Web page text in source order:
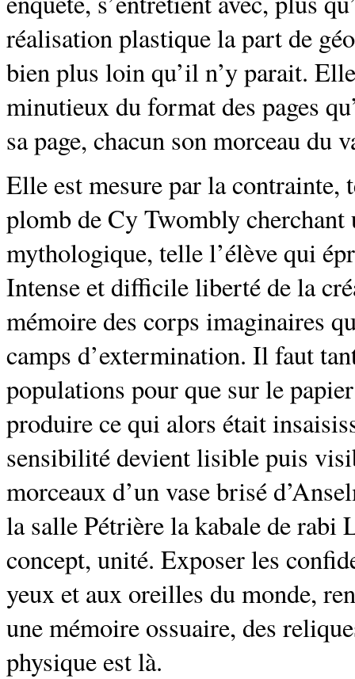
réalisation plastique la part de
bien plus loin qu’il n’y parait.
minutieux du format des pages
sa page, chacun son morceau du
Elle est mesure par la contrainte,
plomb de Cy Twombly cherchant
mythologique, telle l’élève qui
Intense et difficile liberté de la
mémoire des corps imaginaires
camps d’extermination. Il faut
populations pour que sur le
produire ce qui alors était
sensibilité devient lisible puis
morceaux d’un vase brisé
la salle Pétrière la kabale de rabi
concept, unité. Exposer les
yeux et aux oreilles du monde,
une mémoire ossuaire, des
physique est là.